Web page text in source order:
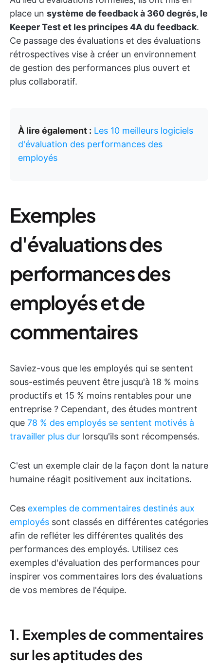
place un système de feedback à 360 degrés, le
Keeper Test et les principes 4A du feedback.
Ce passage des évaluations et des évaluations
rétrospectives vise à créer un environnement
de gestion des performances plus ouvert et
plus collaboratif.
À lire également : Les 10 meilleurs logiciels
d'évaluation des performances des
employés
Exemples
d'évaluations des
performances des
employés et de
commentaires
Saviez-vous que les employés qui se sentent
sous-estimés peuvent être jusqu'à 18 % moins
productifs et 15 % moins rentables pour une
entreprise ? Cependant, des études montrent
que 78 % des employés se sentent motivés à
travailler plus dur lorsqu'ils sont récompensés.
C'est un exemple clair de la façon dont la nature
humaine réagit positivement aux incitations.
Ces exemples de commentaires destinés aux
employés sont classés en différentes catégories
afin de refléter les différentes qualités des
performances des employés. Utilisez ces
exemples d'évaluation des performances pour
inspirer vos commentaires lors des évaluations
de vos membres de l'équipe.
1. Exemples de commentaires
sur les aptitudes des